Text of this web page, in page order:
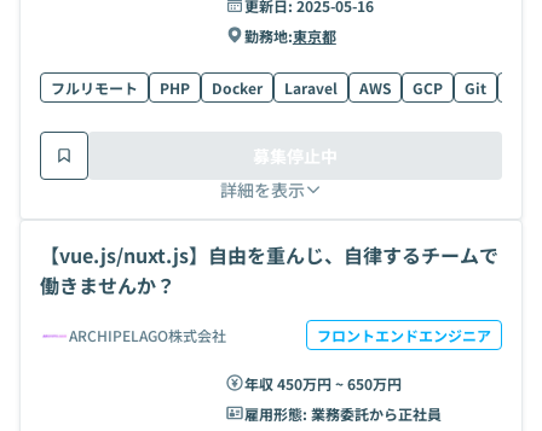
更新日: 2025-05-16
勤務地:東京都
フルリモート PHP Docker Laravel AWS GCP Git
詳細を表示
募集停止中
【vue.js/nuxt.js】自由を重んじ、自律するチームで
働きませんか？
ARCHIPELAGO株式会社 フロントエンドエンジニア
年収 450万円 ~ 650万円
雇用形態: 業務委託から正社員